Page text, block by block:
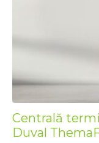
Centrală
Duval